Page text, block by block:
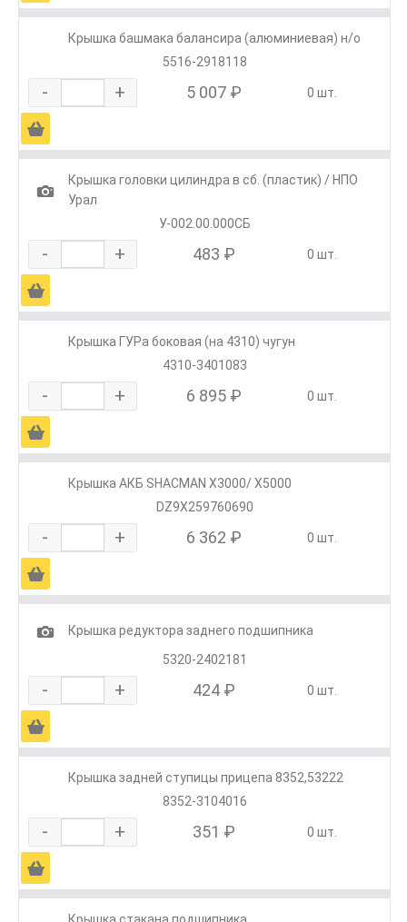
Крышка башмака балансира (алюминиевая) н/о
5516-2918118
- + 5 007 ₽ 0 шт.
Ä
1
Крышка головки цилиндра в сб. (пластик) / НПО
Урал
У-002.00.000СБ
- + 483 ₽ 0 шт.
Ä
Крышка ГУРа боковая (на 4310) чугун
4310-3401083
- + 6 895 ₽ 0 шт.
Ä
Крышка АКБ SHACMAN X3000/ X5000
DZ9X259760690
- + 6 362 ₽ 0 шт.
Ä
1
Крышка редуктора заднего подшипника
5320-2402181
- + 424 ₽ 0 шт.
Ä
Крышка задней ступицы прицепа 8352,53222
8352-3104016
- + 351 ₽ 0 шт.
Ä